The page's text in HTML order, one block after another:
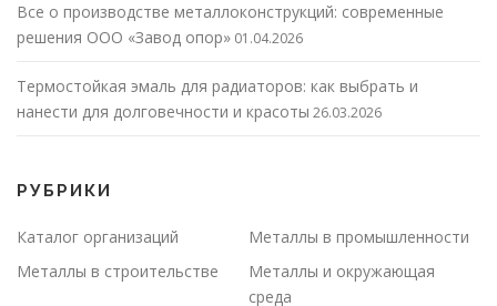
Все о производстве металлоконструкций: современные
решения ООО «Завод опор» 01.04.2026
Термостойкая эмаль для радиаторов: как выбрать и
нанести для долговечности и красоты 26.03.2026
РУБРИКИ
Каталог организаций
Металлы в промышленности
Металлы в строительстве
Металлы и окружающая
среда